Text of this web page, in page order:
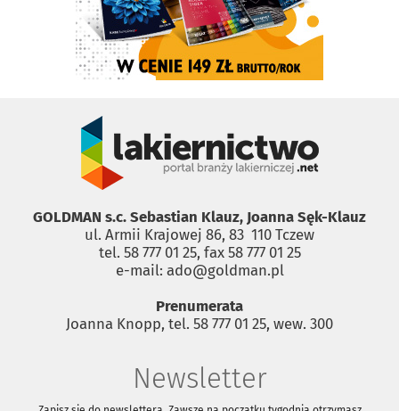
GOLDMAN s.c. Sebastian Klauz, Joanna Sęk-Klauz
ul. Armii Krajowej 86, 83 ­ 110 Tczew
tel. 58 777 01 25, fax 58 777 01 25
e-mail: ado@goldman.pl
Prenumerata
Joanna Knopp, tel. 58 777 01 25, wew. 300
Newsletter